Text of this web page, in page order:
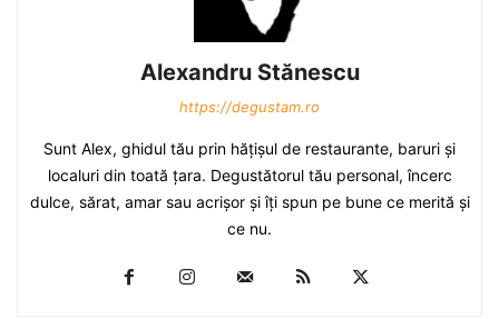
Alexandru Stănescu
https://degustam.ro
Sunt Alex, ghidul tău prin hăţişul de restaurante, baruri şi
localuri din toată ţara. Degustătorul tău personal, încerc
dulce, sărat, amar sau acrişor şi îţi spun pe bune ce merită şi
ce nu.